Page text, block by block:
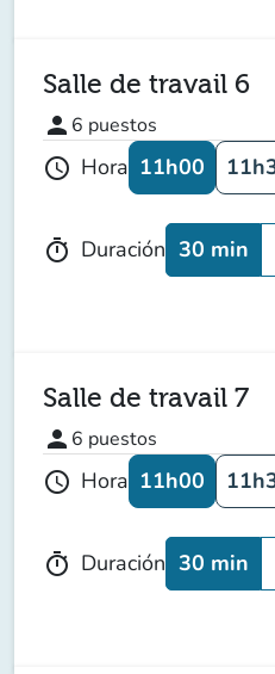
Salle de travail 6
person 6 puestos
schedule Hora 11h00
timer Duración 30 min
Salle de travail 7
person 6 puestos
schedule Hora 11h00
timer Duración 30 min